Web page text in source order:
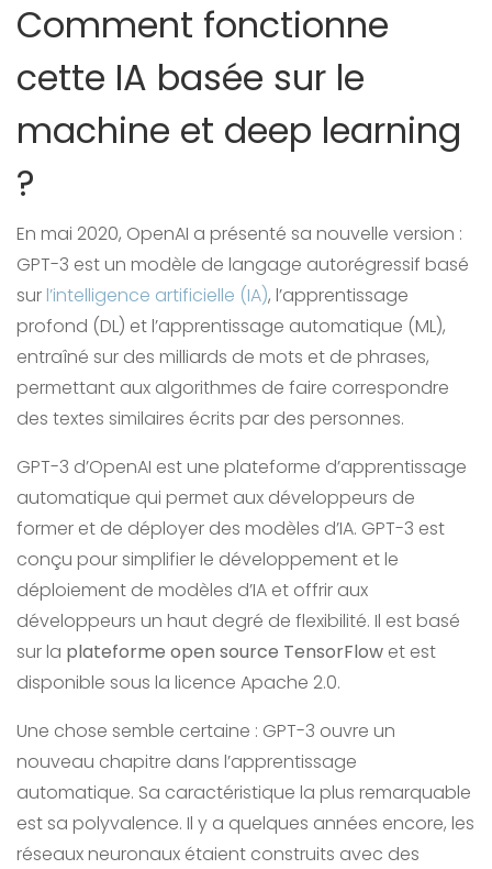
Comment fonctionne
cette IA basée sur le
machine et deep learning
?
En mai 2020, OpenAI a présenté sa nouvelle version :
GPT-3 est un modèle de langage autorégressif basé
sur l’intelligence artificielle (IA), l’apprentissage
profond (DL) et l’apprentissage automatique (ML),
entraîné sur des milliards de mots et de phrases,
permettant aux algorithmes de faire correspondre
des textes similaires écrits par des personnes.
GPT-3 d’OpenAI est une plateforme d’apprentissage
automatique qui permet aux développeurs de
former et de déployer des modèles d’IA. GPT-3 est
conçu pour simplifier le développement et le
déploiement de modèles d’IA et offrir aux
développeurs un haut degré de flexibilité. Il est basé
sur la plateforme open source TensorFlow et est
disponible sous la licence Apache 2.0.
Une chose semble certaine : GPT-3 ouvre un
nouveau chapitre dans l’apprentissage
automatique. Sa caractéristique la plus remarquable
est sa polyvalence. Il y a quelques années encore, les
réseaux neuronaux étaient construits avec des